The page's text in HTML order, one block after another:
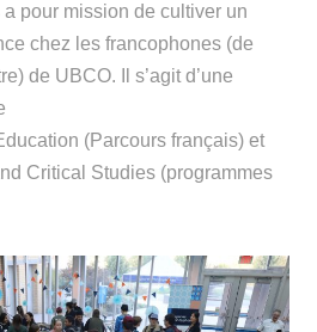
pour mission de cultiver un
chez les francophones (de
de UBCO. Il s’agit d’une
(Parcours français) et
Critical Studies (programmes